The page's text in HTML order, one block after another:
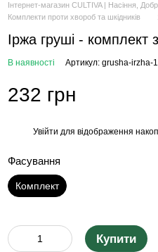
Інтернет-магазин CULTIVA | Насіння,
Комплекти проти хвороб та шкідників
Іржа груші - комплект
В наявності Артикул: grusha-irzha-1
232 грн
Увійти для відображення
Фасування
Комплект
Купити